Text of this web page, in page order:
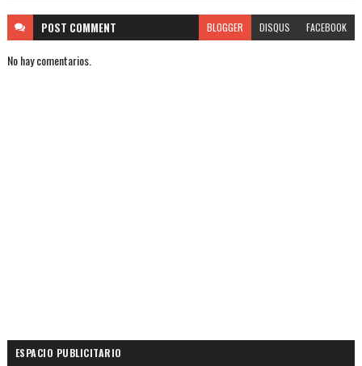
POST COMMENT BLOGGER DISQUS FACEBOOK
No hay comentarios.
ESPACIO PUBLICITARIO